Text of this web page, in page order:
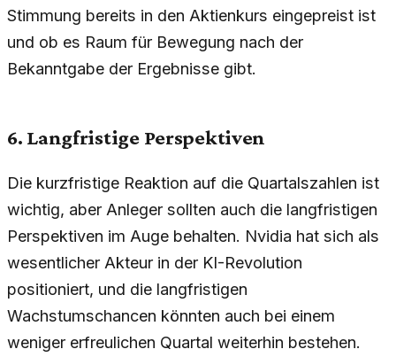
Stimmung bereits in den Aktienkurs eingepreist ist
und ob es Raum für Bewegung nach der
Bekanntgabe der Ergebnisse gibt.
6. Langfristige Perspektiven
Die kurzfristige Reaktion auf die Quartalszahlen ist
wichtig, aber Anleger sollten auch die langfristigen
Perspektiven im Auge behalten. Nvidia hat sich als
wesentlicher Akteur in der KI-Revolution
positioniert, und die langfristigen
Wachstumschancen könnten auch bei einem
weniger erfreulichen Quartal weiterhin bestehen.